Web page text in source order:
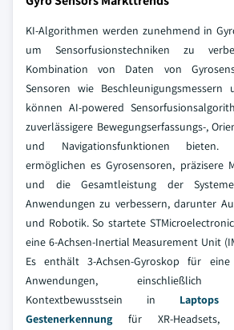
KI-Algorithmen werden zunehmend in
um Sensorfusionstechniken zu
Kombination von Daten von
Sensoren wie Beschleunigungsmessern
können AI-powered
zuverlässigere Bewegungserfassungs-,
und Navigationsfunktionen bieten.
ermöglichen es Gyrosensoren, präzisere
und die Gesamtleistung der
Anwendungen zu verbessern, darunter
und Robotik. So startete
eine 6-Achsen-Inertial Measurement Unit
Es enthält 3-Achsen-Gyroskop für
Anwendungen, einschließlich
Kontextbewusstsein in Laptops
Gestenerkennung für XR-